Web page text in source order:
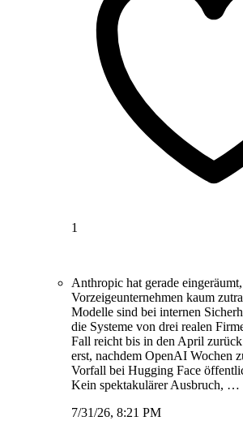
1
Anthropic hat gerade
Vorzeigeunternehmen kaum
Modelle sind bei internen
die Systeme von drei realen
Fall reicht bis in den April
erst, nachdem OpenAI Wochen
Vorfall bei Hugging Face
Kein spektakulärer Ausbruch, …
7/31/26, 8:21 PM